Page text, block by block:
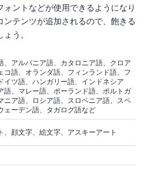
ントなどが使用できるようになり
ンテンツが追加されるので、飽きる
う。
、アルバニア語、カタロニア語、クロア
コ語、オランダ語、フィンランド語、フ
イツ語、ハンガリー語、インドネシア
語、マレー語、ポーランド語、ポルトガ
ニア語、ロシア語、スロベニア語、スペ
ェーデン語、タガログ語など
、顔文字、絵文字、アスキーアート